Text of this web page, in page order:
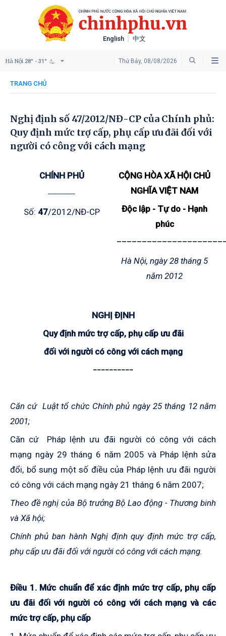
English 中文
Thứ Bảy, 08/08/2026
Hà Nội 28° - 31°
TRANG CHỦ
Nghị định số 47/2012/NĐ-CP của Chính phủ:
Quy định mức trợ cấp, phụ cấp ưu đãi đối với
người có công với cách mạng
CHÍNH PHỦ
Số: 47/2012/NĐ-CP
CỘNG HÒA XÃ HỘI CHỦ
NGHĨA VIỆT NAM
Độc lập - Tự do - Hạnh
phúc
Hà Nội, ngày 28 tháng 5
năm 2012
NGHỊ ĐỊNH
Quy định mức trợ cấp, phụ cấp ưu đãi
đối với người có công với cách mạng
Căn cứ Luật tổ chức Chính phủ ngày 25 tháng 12 năm
2001;
Căn cứ Pháp lệnh ưu đãi người có công với cách
mạng ngày 29 tháng 6 năm 2005 và Pháp lệnh sửa
đổi, bổ sung một số điều của Pháp lệnh ưu đãi người
có công với cách mạng ngày 21 tháng 6 năm 2007;
Theo đề nghị của Bộ trưởng Bộ Lao động - Thương binh
và Xã hội;
Chính phủ ban hành Nghị định quy định mức trợ cấp,
phụ cấp ưu đãi đối với người có công với cách mạng.
Điều 1. Mức chuẩn để xác định mức trợ cấp, phụ cấp
ưu đãi đối với người có công với cách mạng và các
mức trợ cấp, phụ cấp